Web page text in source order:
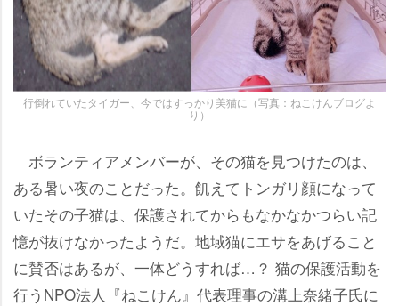
行倒れていたタイガー、今ではすっかり美猫に（写真：ねこけんブログよ
り）
ボランティアメンバーが、その猫を見つけたのは、
ある暑い夜のことだった。飢えてトンガリ顔になって
いたその子猫は、保護されてからもなかなかつらい記
憶が抜けなかったようだ。地域猫にエサをあげること
に賛否はあるが、一体どうすれば…？ 猫の保護活動を
行うNPO法人『ねこけん』代表理事の溝上奈緒子氏に